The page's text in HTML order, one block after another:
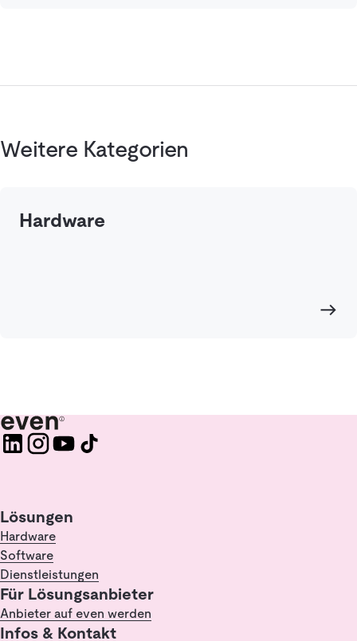
Weitere Kategorien
Hardware
Lösungen
Hardware
Software
Dienstleistungen
Für Lösungsanbieter
Anbieter auf even werden
Infos & Kontakt